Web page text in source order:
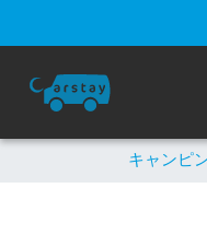
キャンピ